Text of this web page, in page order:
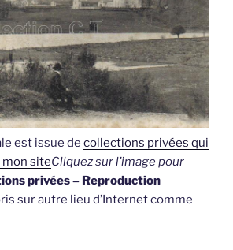
est issue de collections privées qui
siteCliquez sur l’image pour
privées – Reproduction
sur autre lieu d’Internet comme